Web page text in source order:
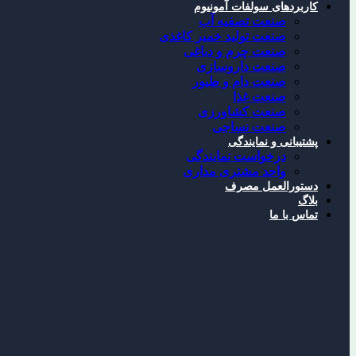
کاربردهای سولفات آمونیوم
صنعت تصفیه آب
صنعت تولید خمیر کاغذی
صنعت چرم و دباغی
صنعت داروسازی
صنعت دام و طیور
صنعت غذا
صنعت کشاورزی
صنعت نساجی
پشتیبانی و نمایندگی
درخواست نمایندگی
واحد مشتری مداری
دستورالعمل مصرف
بلاگ
تماس با ما